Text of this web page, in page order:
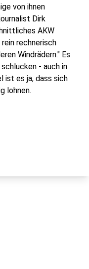
von ihnen
Dirk
AKW
rechnerisch
Windrädern." Es
- auch in
ist es ja, dass sich
lohnen.